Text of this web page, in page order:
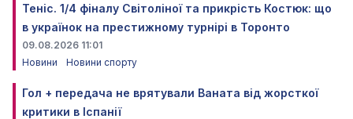
Теніс. 1/4 фіналу Світоліної та прикрість Костюк: що
в українок на престижному турнірі в Торонто
09.08.2026 11:01
Новини
Новини спорту
Гол + передача не врятували Ваната від жорсткої
критики в Іспанії